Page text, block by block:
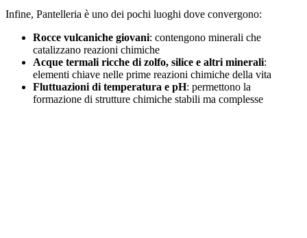
Infine, Pantelleria è uno dei pochi luoghi dove convergono:
Rocce vulcaniche giovani: contengono minerali che
catalizzano reazioni chimiche
Acque termali ricche di zolfo, silice e altri minerali:
elementi chiave nelle prime reazioni chimiche della vita
Fluttuazioni di temperatura e pH: permettono la
formazione di strutture chimiche stabili ma complesse